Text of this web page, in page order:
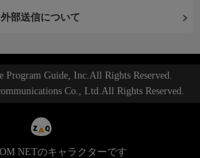
部送信について
Guide, Inc.All Rights Reserved.
Co., Ltd.All Rights Reserved.
NETのキャラクターです